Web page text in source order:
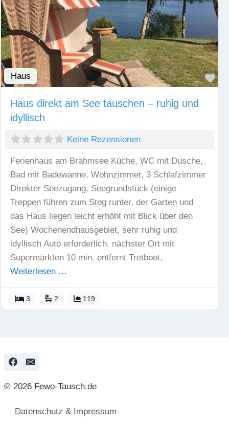
Haus
Haus direkt am See tauschen – ruhig und
idyllisch
Keine Rezensionen
Ferienhaus am Brahmsee Küche, WC mit Dusche,
Bad mit Badewanne, Wohnzimmer, 3 Schlafzimmer
Direkter Seezugang, Seegrundstück (einige
Treppen führen zum Steg runter, der Garten und
das Haus liegen leicht erhöht mit Blick über den
See) Wochenendhausgebiet, sehr ruhig und
idyllisch Auto erforderlich, nächster Ort mit
Supermärkten 10 min. entfernt Tretboot,
Weiterlesen …
3 2 119
© 2026 Fewo-Tausch.de
Datenschutz & Impressum